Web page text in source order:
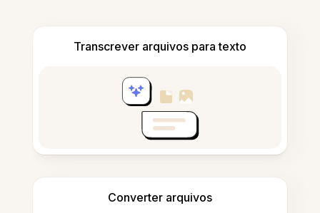
Transcrever arquivos para texto
Converter arquivos